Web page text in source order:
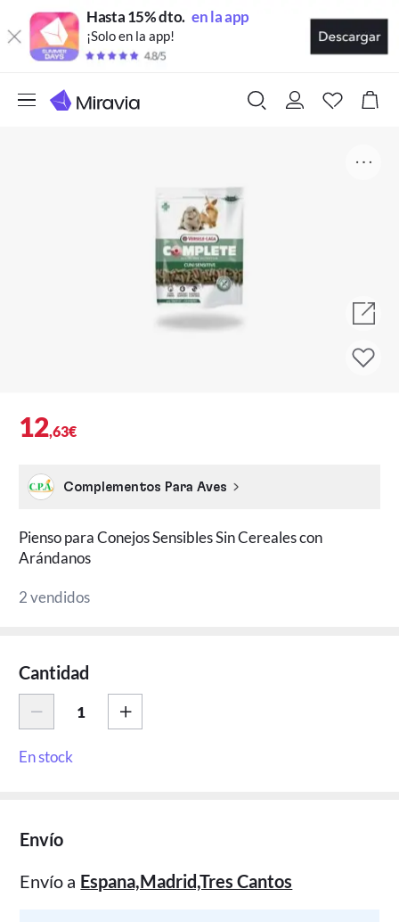
Hasta 15% dto. en la app
¡Solo en la app!
12,63€
Complementos Para Aves
Pienso para Conejos Sensibles Sin Cereales con
Arándanos
2 vendidos
Cantidad
En stock
Envío
Envío a Espana,Madrid,Tres Cantos